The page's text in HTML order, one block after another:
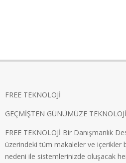
FREE TEKNOLOJİ
GEÇMİŞTEN GÜNÜMÜZE
FREE TEKNOLOJİ Bir Danışmanlık
üzerindeki tüm makaleler ve içerikler
nedeni ile sistemlerinizde oluşacak